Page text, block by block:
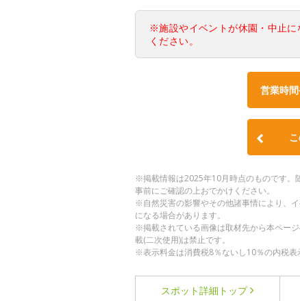
※施設やイベントが休園・中止
ください。
営業時
※掲載情報は2025年10月時点のものです。
事前にご確認の上おでかけください。
※自然災害の影響やその他諸事情により、
になる場合があります。
※掲載されている画像は取材先から本ペー
載(二次使用)は禁止です。
※表示料金は消費税8％ないし10％の内税表
スポット詳細 トップ